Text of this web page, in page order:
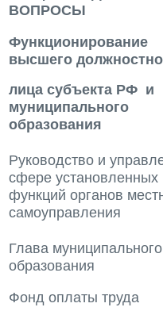
ВОПРОСЫ
Функционирование
высшего
лица субъекта РФ и
муниципального
образования
Руководство и
сфере установленных
функций органов
самоуправления
Глава муниципального
образования
Фонд оплаты труда